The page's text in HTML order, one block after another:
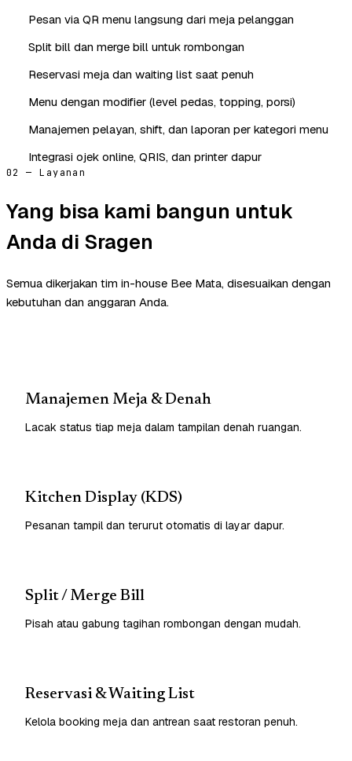
Pesan via QR menu langsung dari meja pelanggan
Split bill dan merge bill untuk rombongan
Reservasi meja dan waiting list saat penuh
Menu dengan modifier (level pedas, topping, porsi)
Manajemen pelayan, shift, dan laporan per kategori menu
Integrasi ojek online, QRIS, dan printer dapur
02 — Layanan
Yang bisa kami bangun untuk
Anda di Sragen
Semua dikerjakan tim in-house Bee Mata, disesuaikan dengan
kebutuhan dan anggaran Anda.
Manajemen Meja & Denah
Lacak status tiap meja dalam tampilan denah ruangan.
Kitchen Display (KDS)
Pesanan tampil dan terurut otomatis di layar dapur.
Split / Merge Bill
Pisah atau gabung tagihan rombongan dengan mudah.
Reservasi & Waiting List
Kelola booking meja dan antrean saat restoran penuh.